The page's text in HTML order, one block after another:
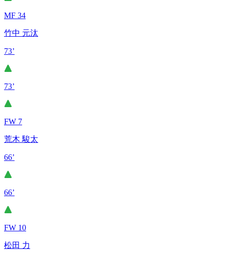
MF 34
竹中 元汰
73’
73’
FW 7
荒木 駿太
66’
66’
FW 10
松田 力